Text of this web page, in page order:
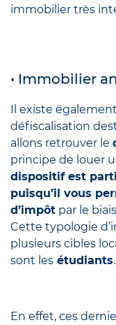
immobilier très
• Immobilier
Il existe
défiscalisation
allons retrouver le
principe de louer
dispositif est
puisqu’il vous
d’impôt par le
Cette typologie
plusieurs cibles
sont les étudiants.
En effet, ces